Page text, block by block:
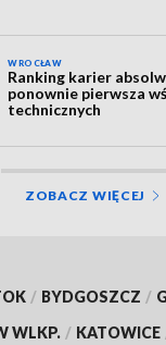
WROCŁAW
Ranking karier
ponownie pierwsza
technicznych
ZOBACZ WIĘCEJ
/ BYDGOSZCZ /
WLKP. / KATOWICE